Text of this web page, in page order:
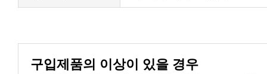
구입제품의 이상이 있을 경우